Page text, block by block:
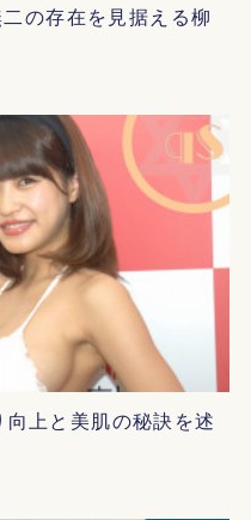
の存在を見据える柳
上と美肌の秘訣を述